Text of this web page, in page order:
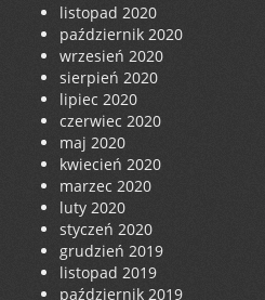
listopad 2020
październik 2020
wrzesień 2020
sierpień 2020
lipiec 2020
czerwiec 2020
maj 2020
kwiecień 2020
marzec 2020
luty 2020
styczeń 2020
grudzień 2019
listopad 2019
październik 2019